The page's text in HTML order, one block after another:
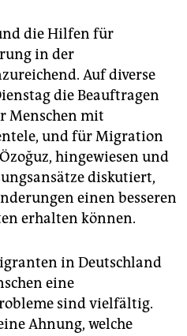
die Hilfen für
in der
Auf diverse
die Beauftragen
Menschen mit
und für Migration
hingewiesen und
diskutiert,
einen besseren
erhalten können.
in Deutschland
eine
sind vielfältig.
Ahnung, welche